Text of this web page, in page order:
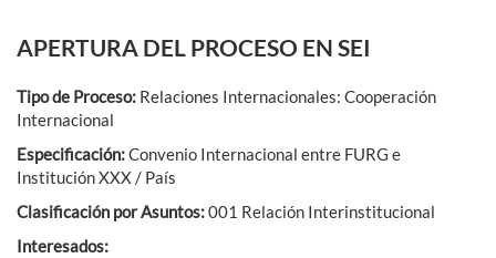
APERTURA DEL PROCESO EN SEI
Tipo de Proceso: Relaciones Internacionales: Cooperación
Internacional
Especificación:Convenio Internacional entre FURG e
Institución XXX / País
Clasificación por Asuntos:001 Relación Interinstitucional
Interesados: